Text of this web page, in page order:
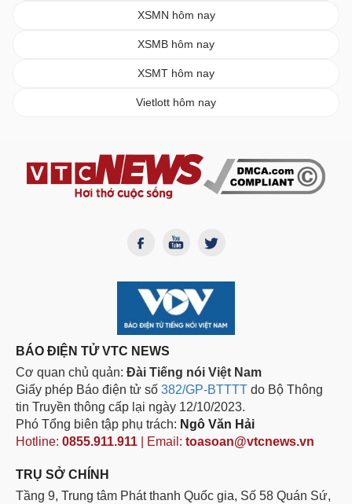
XSMN hôm nay
XSMB hôm nay
XSMT hôm nay
Vietlott hôm nay
BÁO ĐIỆN TỬ VTC NEWS
Cơ quan chủ quản: Đài Tiếng nói Việt Nam
Giấy phép Báo điện tử số 382/GP-BTTTT do Bộ Thông
tin Truyền thông cấp lại ngày 12/10/2023.
Phó Tổng biên tập phụ trách: Ngô Văn Hải
Hotline: 0855.911.911 | Email: toasoan@vtcnews.vn
TRỤ SỞ CHÍNH
Tầng 9, Trung tâm Phát thanh Quốc gia, Số 58 Quán Sứ,